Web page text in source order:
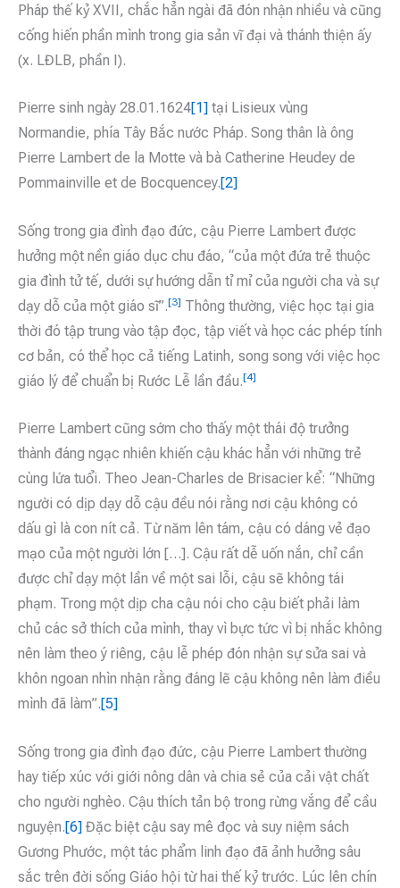
Pháp thế kỷ XVII, chắc hẳn ngài đã đón nhận nhiều và cũng
cống hiến phần mình trong gia sản vĩ đại và thánh thiện ấy
(x. LĐLB, phần I).
Pierre sinh ngày 28.01.1624[1] tại Lisieux vùng
Normandie, phía Tây Bắc nước Pháp. Song thân là ông
Pierre Lambert de la Motte và bà Catherine Heudey de
Pommainville et de Bocquencey.[2]
Sống trong gia đình đạo đức, cậu Pierre Lambert được
hưởng một nền giáo dục chu đáo, “của một đứa trẻ thuộc
gia đình tử tế, dưới sự hướng dẫn tỉ mỉ của người cha và sự
dạy dỗ của một giáo sĩ”.[3] Thông thường, việc học tại gia
thời đó tập trung vào tập đọc, tập viết và học các phép tính
cơ bản, có thể học cả tiếng Latinh, song song với việc học
giáo lý để chuẩn bị Rước Lễ lần đầu.[4]
Pierre Lambert cũng sớm cho thấy một thái độ trưởng
thành đáng ngạc nhiên khiến cậu khác hẳn với những trẻ
cùng lứa tuổi. Theo Jean-Charles de Brisacier kể: “Những
người có dịp dạy dỗ cậu đều nói rằng nơi cậu không có
dấu gì là con nít cả. Từ năm lên tám, cậu có dáng vẻ đạo
mạo của một người lớn […]. Cậu rất dễ uốn nắn, chỉ cần
được chỉ dạy một lần về một sai lỗi, cậu sẽ không tái
phạm. Trong một dịp cha cậu nói cho cậu biết phải làm
chủ các sở thích của mình, thay vì bực tức vì bị nhắc không
nên làm theo ý riêng, cậu lễ phép đón nhận sự sửa sai và
khôn ngoan nhìn nhận rằng đáng lẽ cậu không nên làm điều
mình đã làm”.[5]
Sống trong gia đình đạo đức, cậu Pierre Lambert thường
hay tiếp xúc với giới nông dân và chia sẻ của cải vật chất
cho người nghèo. Cậu thích tản bộ trong rừng vắng để cầu
nguyện.[6] Đặc biệt cậu say mê đọc và suy niệm sách
Gương Phước, một tác phẩm linh đạo đã ảnh hưởng sâu
sắc trên đời sống Giáo hội từ hai thế kỷ trước. Lúc lên chín